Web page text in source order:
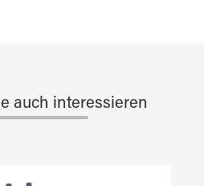
auch interessieren